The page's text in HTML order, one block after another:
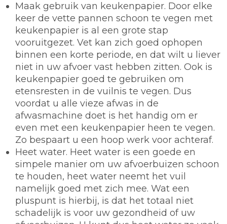
Maak gebruik van keukenpapier. Door elke
keer de vette pannen schoon te vegen met
keukenpapier is al een grote stap
vooruitgezet. Vet kan zich goed ophopen
binnen een korte periode, en dat wilt u liever
niet in uw afvoer vast hebben zitten. Ook is
keukenpapier goed te gebruiken om
etensresten in de vuilnis te vegen. Dus
voordat u alle vieze afwas in de
afwasmachine doet is het handig om er
even met een keukenpapier heen te vegen.
Zo bespaart u een hoop werk voor achteraf.
Heet water. Heet water is een goede en
simpele manier om uw afvoerbuizen schoon
te houden, heet water neemt het vuil
namelijk goed met zich mee. Wat een
pluspunt is hierbij, is dat het totaal niet
schadelijk is voor uw gezondheid of uw